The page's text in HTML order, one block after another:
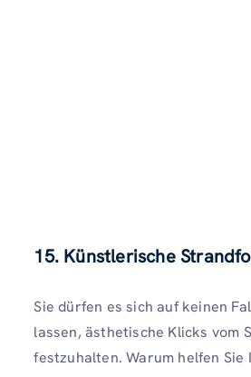
15. Künstlerische
Sie dürfen es sich auf keinen
lassen, ästhetische Klicks vom
festzuhalten. Warum helfen Sie